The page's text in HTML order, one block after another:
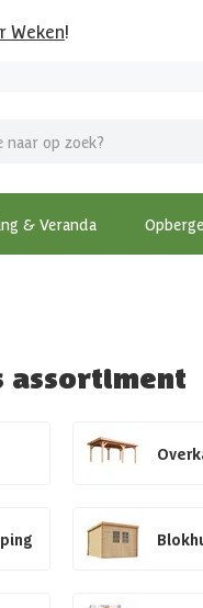
Weken!
& Veranda
en tuinhuizen!
assortiment